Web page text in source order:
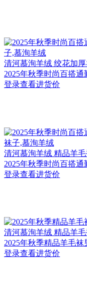
清河慕洵羊绒 绞花加
2025年秋季时尚百搭
登录查看进货价
清河慕洵羊绒 精品羊
2025年秋季时尚百搭
登录查看进货价
清河慕洵羊绒 精品羊
2025年秋季精品羊毛
登录查看进货价